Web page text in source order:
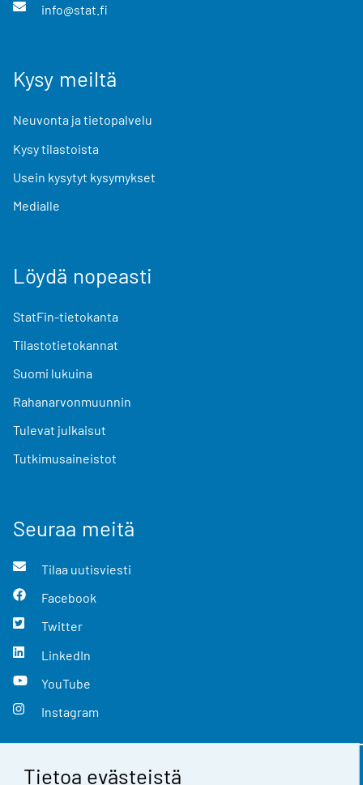
Tietoa evästeistä
info@stat.fi
Kysy meiltä
Neuvonta ja tietopalvelu
Kysy tilastoista
Usein kysytyt kysymykset
Medialle
Löydä nopeasti
StatFin-tietokanta
Tilastotietokannat
Suomi lukuina
Rahanarvonmuunnin
Tulevat julkaisut
Tutkimusaineistot
Seuraa meitä
Tilaa uutisviesti
Facebook
Twitter
LinkedIn
YouTube
Instagram
Yhteystiedot